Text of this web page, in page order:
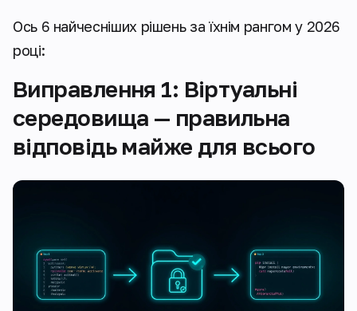
Ось 6 найчесніших рішень за їхнім рангом у 2026
році:
Виправлення 1: Віртуальні
середовища — правильна
відповідь майже для всього